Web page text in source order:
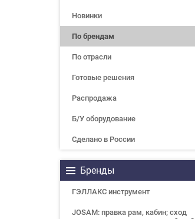
Новинки
По брендам
По отрасли
Готовые решения
Распродажа
Б/У оборудование
Сделано в России
Бренды
ГЭЛЛАКС инструмент
JOSAM: правка рам, кабин; сход